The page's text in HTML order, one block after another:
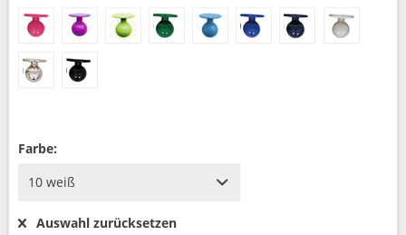
Farbe:
Auswahl zurücksetzen